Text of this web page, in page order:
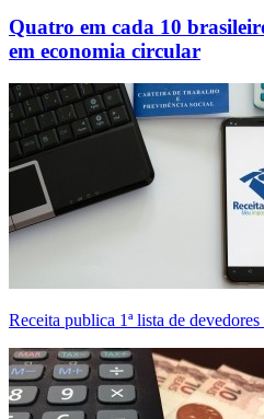
Quatro em cada 10
em economia circular
Receita publica 1ª lista de